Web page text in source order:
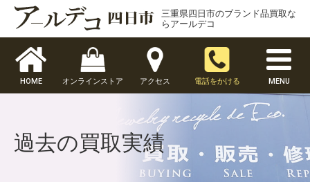
三重県四日市のブランド品買取な
らアールデコ
HOME オンラインストア アクセス 電話をかける MENU
過去の買取実績